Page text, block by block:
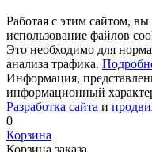
Работая с этим сайтом, вы
использование файлов
Это необходимо для
анализа трафика.
Информация,
информационный
Разработка сайта и
0
Корзина
Корзина заказа